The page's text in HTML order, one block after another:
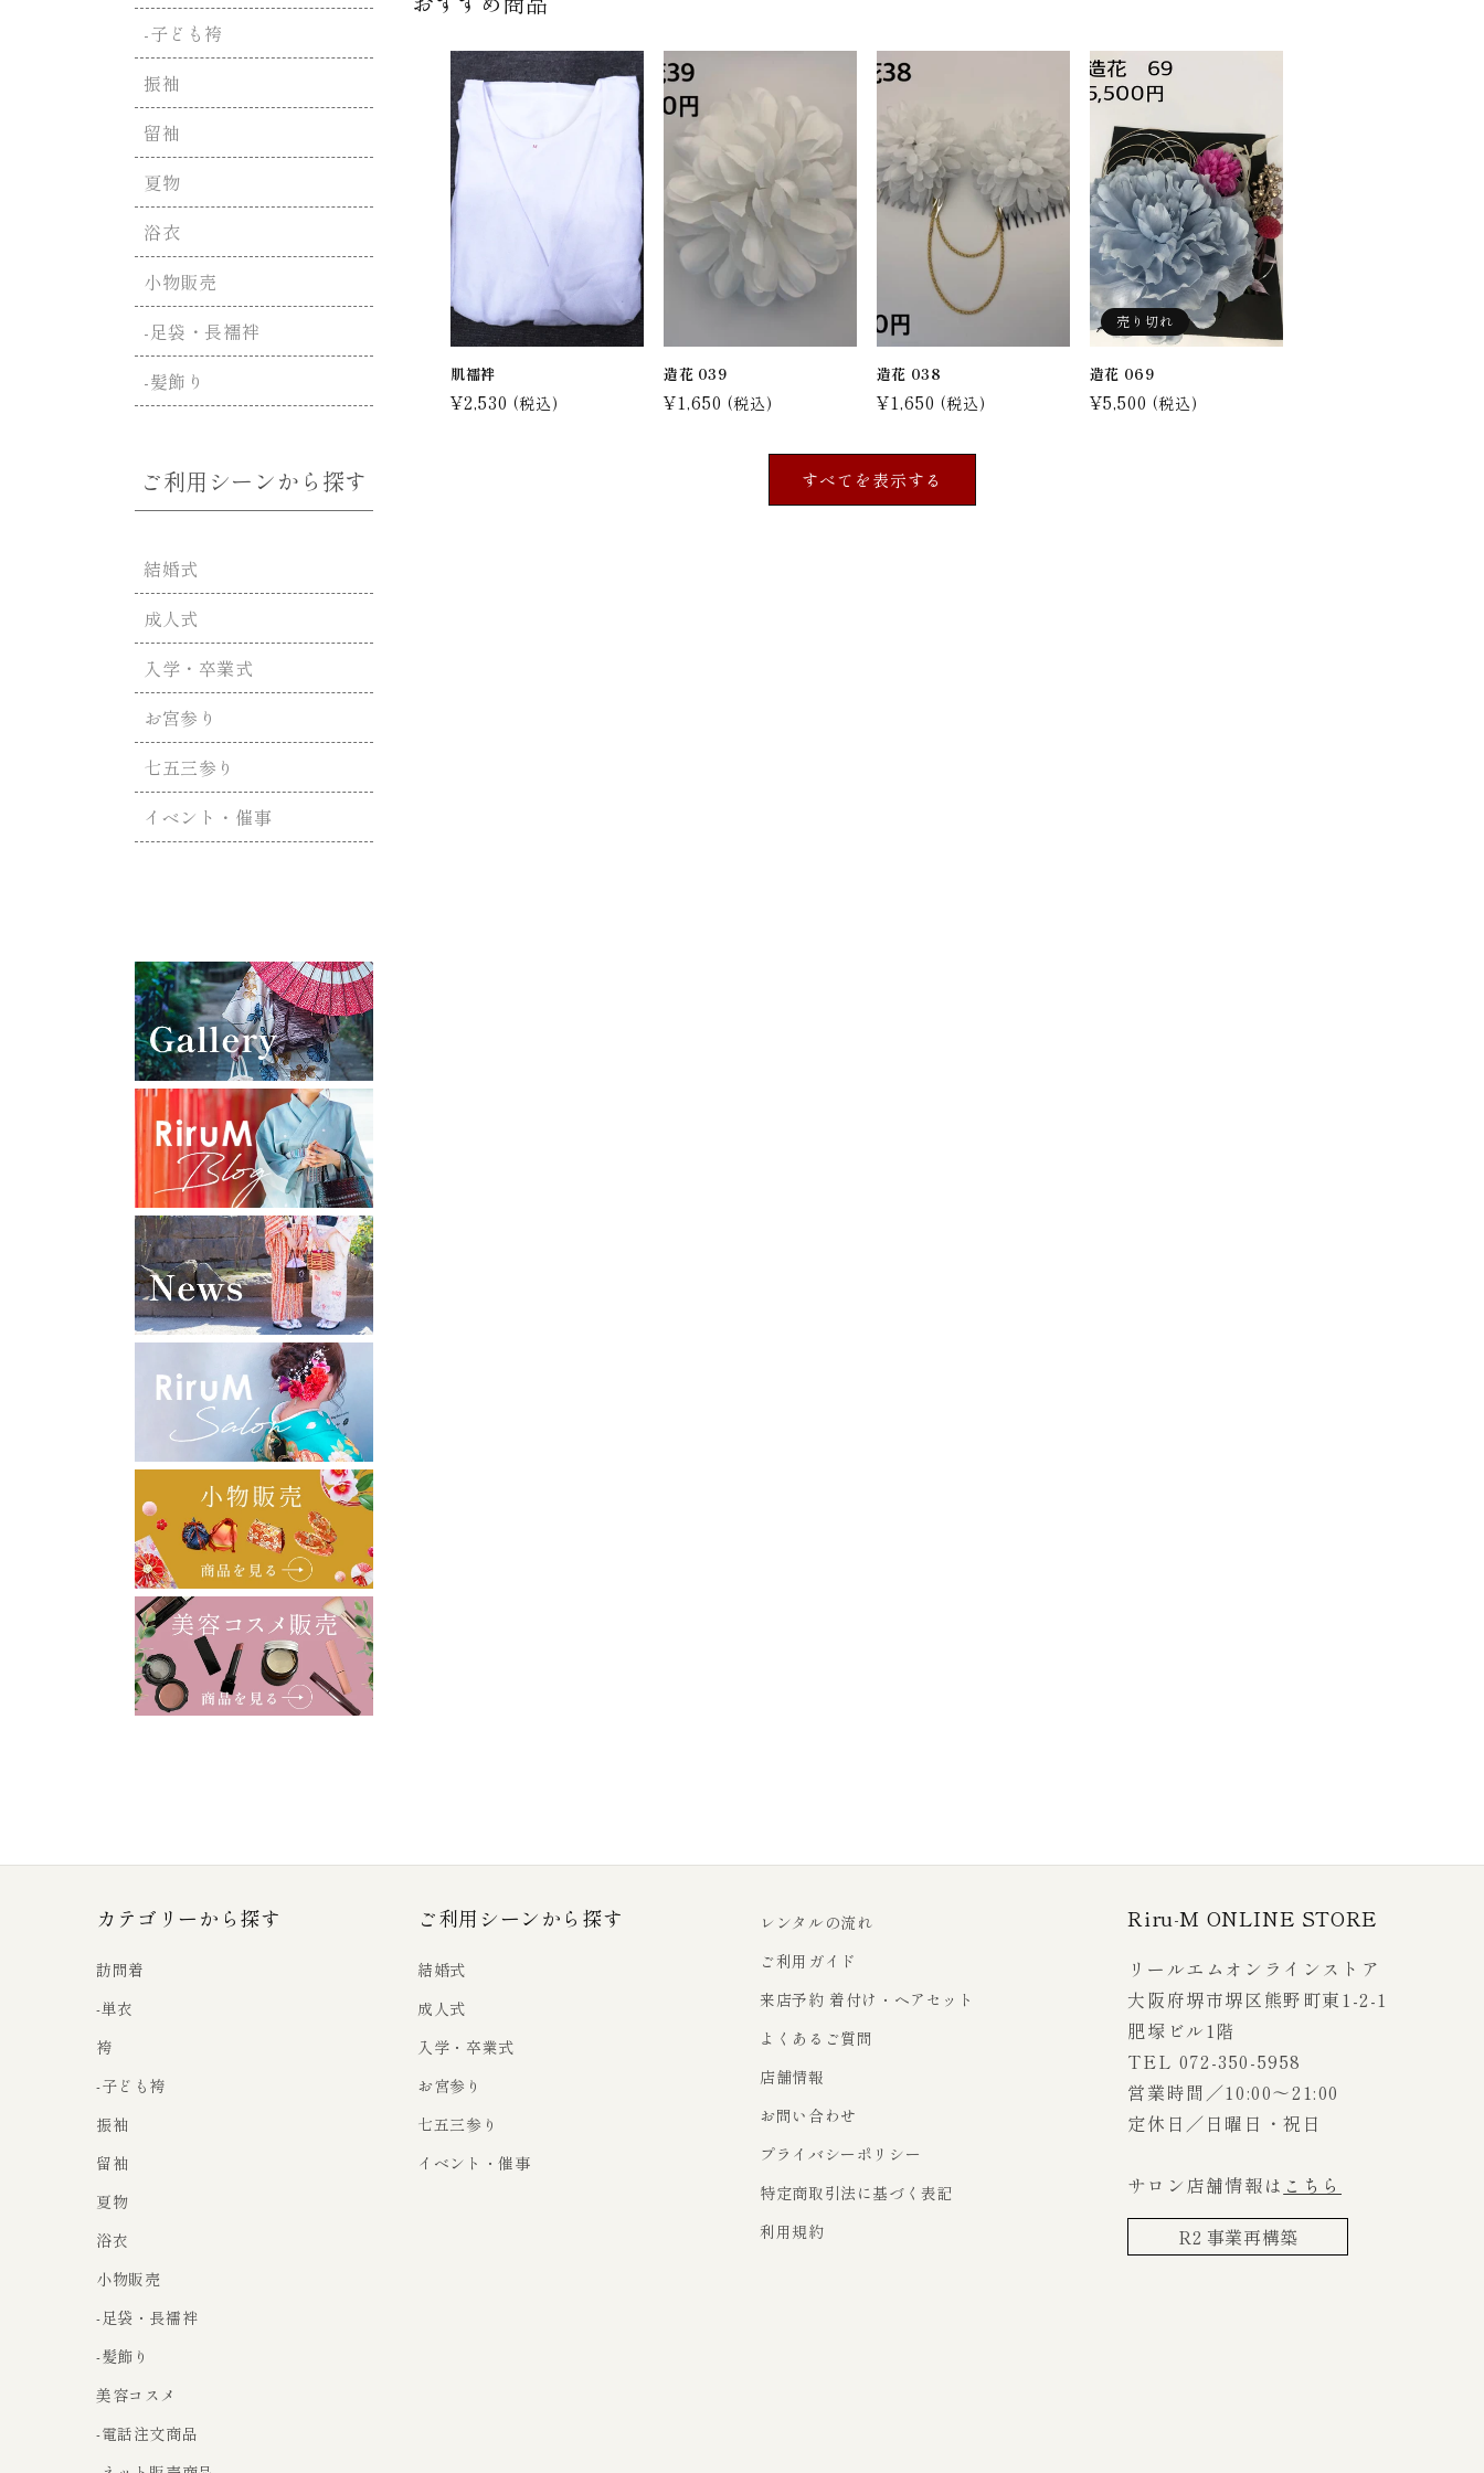
メ
肌襦袢
通
¥2,530 (税込)
造花 039
通
¥1,650 (税込)
造花 038
通
価
格
¥1,650 (税込)
売り切れ
造花 069
通
¥5,500 (税込)
すべてを表示する
-子ども袴
振袖
留袖
夏物
浴衣
小物販売
-足袋・長襦袢
-髪飾り
ご利用シーンから探す
結婚式
成人式
入学・卒業式
お宮参り
七五三参り
イベント・催事
カテゴリーから探す
訪問着
-単衣
袴
-子ども袴
振袖
留袖
夏物
浴衣
小物販売
-足袋・長襦袢
-髪飾り
美容コスメ
-電話注文商品
ご利用シーンから探す
結婚式
成人式
入学・卒業式
お宮参り
七五三参り
イベント・催事
レンタルの流れ
ご利用ガイド
来店予約 着付け・ヘアセット
よくあるご質問
店舗情報
お問い合わせ
プライバシーポリシー
特定商取引法に基づく表記
利用規約
Riru-M ONLINE STORE
リールエムオンラインストア
大阪府堺市堺区熊野町東1-2-1
肥塚ビル1階
TEL 072-350-5958
営業時間／10:00～21:00
定休日／日曜日・祝日
サロン店舗情報は こちら
R2 事業再構築